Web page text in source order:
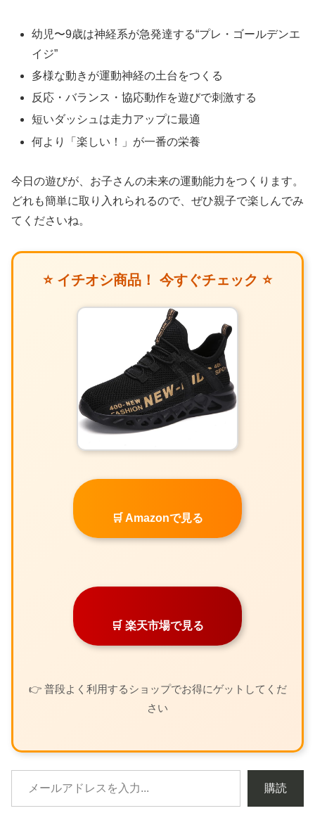
幼児〜9歳は神経系が急発達する“プレ・ゴールデンエ
イジ”
多様な動きが運動神経の土台をつくる
反応・バランス・協応動作を遊びで刺激する
短いダッシュは走力アップに最適
何より「楽しい！」が一番の栄養
今日の遊びが、お子さんの未来の運動能力をつくります。
どれも簡単に取り入れられるので、ぜひ親子で楽しんでみ
てくださいね。
⭐ イチオシ商品！ 今すぐチェック ⭐
🛒 Amazonで見る
🛒 楽天市場で見る
👉 普段よく利用するショップでお得にゲットしてくだ
さい
購読